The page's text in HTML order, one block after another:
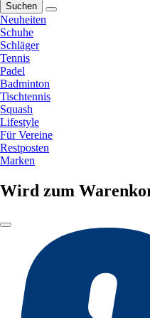
Suchen
Neuheiten
Schuhe
Schläger
Tennis
Padel
Badminton
Tischtennis
Squash
Lifestyle
Für Vereine
Restposten
Marken
Wird zum